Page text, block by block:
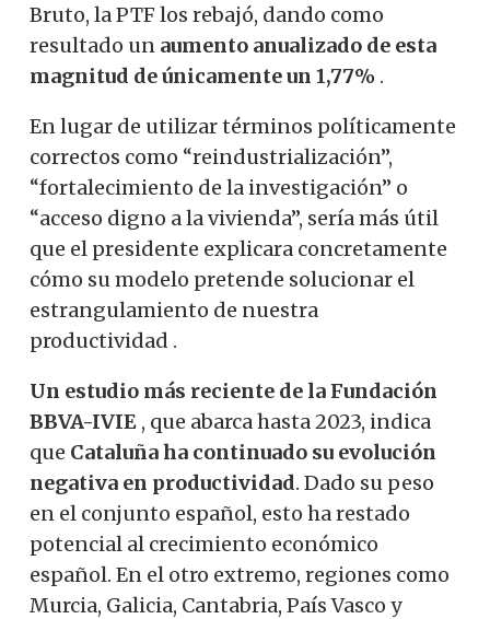
Bruto, la PTF los rebajó, dando como
resultado un aumento anualizado de esta
magnitud de únicamente un 1,77% .
En lugar de utilizar términos políticamente
correctos como “reindustrialización”,
“fortalecimiento de la investigación” o
“acceso digno a la vivienda”, sería más útil
que el presidente explicara concretamente
cómo su modelo pretende solucionar el
estrangulamiento de nuestra
productividad .
Un estudio más reciente de la Fundación
BBVA-IVIE , que abarca hasta 2023, indica
que Cataluña ha continuado su evolución
negativa en productividad. Dado su peso
en el conjunto español, esto ha restado
potencial al crecimiento económico
español. En el otro extremo, regiones como
Murcia, Galicia, Cantabria, País Vasco y